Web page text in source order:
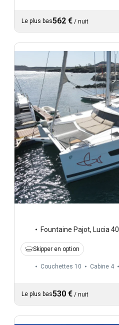
Le plus bas562 € / nuit
Fountaine Pajot, Lucia 40
Skipper en option
Couchettes 10 Cabine 4
Le plus bas530 € / nuit